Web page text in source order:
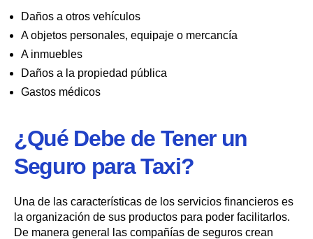
Daños a otros vehículos
A objetos personales, equipaje o mercancía
A inmuebles
Daños a la propiedad pública
Gastos médicos
¿Qué Debe de Tener un
Seguro para Taxi?
Una de las características de los servicios financieros es
la organización de sus productos para poder facilitarlos.
De manera general las compañías de seguros crean